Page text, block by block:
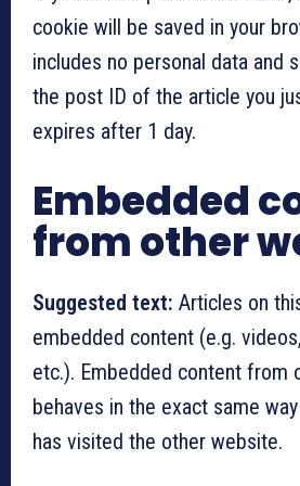
cookie will be saved in your
includes no personal data and
the post ID of the article you
expires after 1 day.
Embedded
from other
Suggested text: Articles on
embedded content (e.g.
etc.). Embedded content from
behaves in the exact same
has visited the other website.